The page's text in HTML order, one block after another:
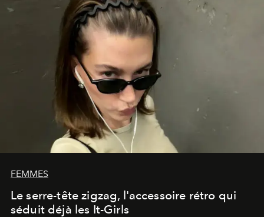
FEMMES
Le serre-tête zigzag, l'accessoire rétro qui
séduit déjà les It-Girls